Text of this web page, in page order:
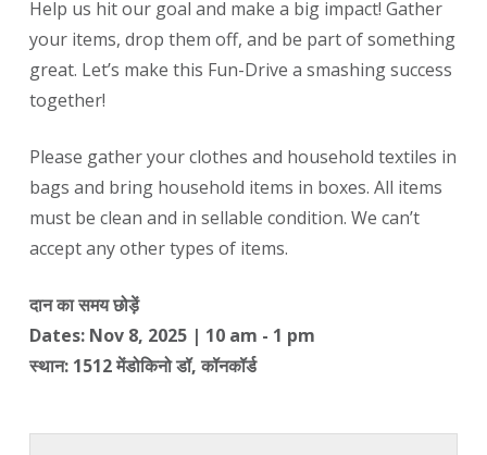
Help us hit our goal and make a big impact! Gather
your items, drop them off, and be part of something
great. Let’s make this Fun-Drive a smashing success
together!
Please gather your clothes and household textiles in
bags and bring household items in boxes. All items
must be clean and in sellable condition. We can’t
accept any other types of items.
दान का समय छोड़ें
Dates: Nov 8, 2025 | 10 am - 1 pm
स्थान: 1512 मेंडोकिनो डॉ, कॉनकॉर्ड